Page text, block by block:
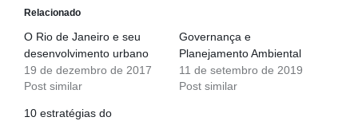
Relacionado
O Rio de Janeiro e seu
desenvolvimento urbano
19 de dezembro de 2017
Post similar
Governança e
Planejamento Ambiental
11 de setembro de 2019
Post similar
10 estratégias do